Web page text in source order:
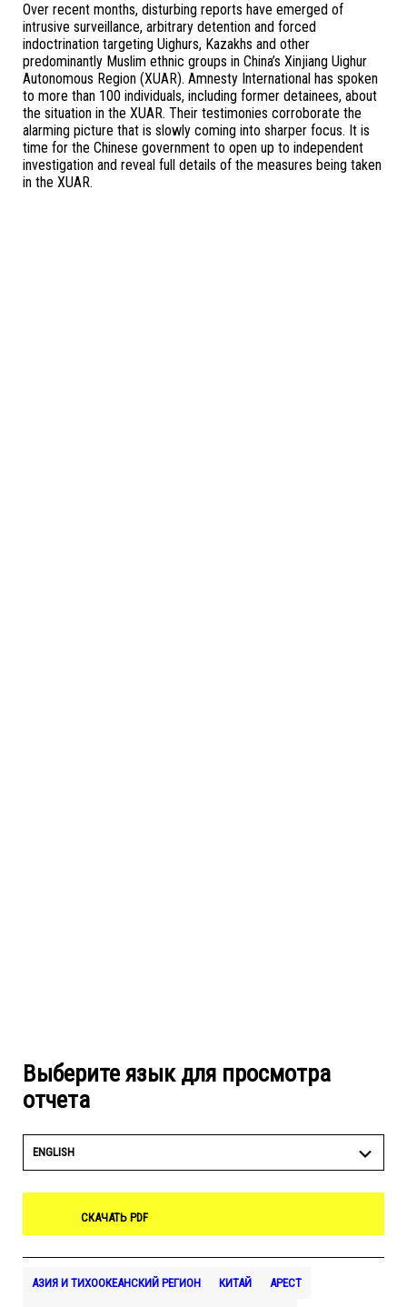
Over recent months, disturbing reports have emerged of
intrusive surveillance, arbitrary detention and forced
indoctrination targeting Uighurs, Kazakhs and other
predominantly Muslim ethnic groups in China’s Xinjiang Uighur
Autonomous Region (XUAR). Amnesty International has spoken
to more than 100 individuals, including former detainees, about
the situation in the XUAR. Their testimonies corroborate the
alarming picture that is slowly coming into sharper focus. It is
time for the Chinese government to open up to independent
investigation and reveal full details of the measures being taken
in the XUAR.
Выберите язык для просмотра
отчета
ENGLISH
СКАЧАТЬ PDF
АЗИЯ И ТИХООКЕАНСКИЙ РЕГИОН КИТАЙ АРЕСТ